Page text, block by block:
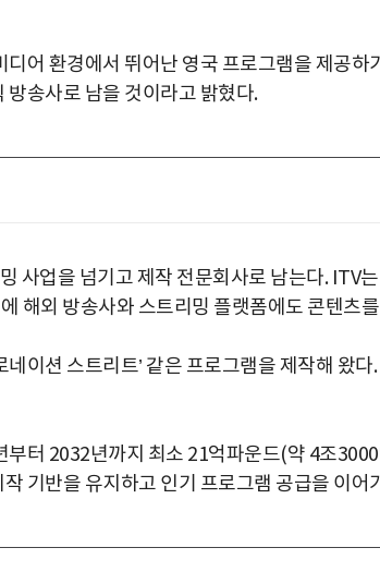
어 환경에서 뛰어난 영국 프로그램을 제공하
방송사로 남을 것이라고 밝혔다.
사업을 넘기고 제작 전문회사로 남는다. ITV
해외 방송사와 스트리밍 플랫폼에도 콘텐츠
네이션 스트리트’ 같은 프로그램을 제작해 왔
부터 2032년까지 최소 21억파운드(약 4조
기반을 유지하고 인기 프로그램 공급을 이어